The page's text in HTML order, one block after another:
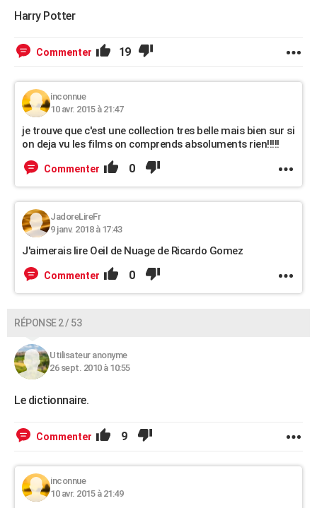
Harry Potter
Commenter 19
inconnue
10 avr. 2015 à 21:47
je trouve que c'est une collection tres belle mais bien sur si
on deja vu les films on comprends absoluments rien!!!!!
Commenter 0
JadoreLireFr
9 janv. 2018 à 17:43
J'aimerais lire Oeil de Nuage de Ricardo Gomez
Commenter 0
RÉPONSE 2 / 53
Utilisateur anonyme
26 sept. 2010 à 10:55
Le dictionnaire.
Commenter 9
inconnue
10 avr. 2015 à 21:49